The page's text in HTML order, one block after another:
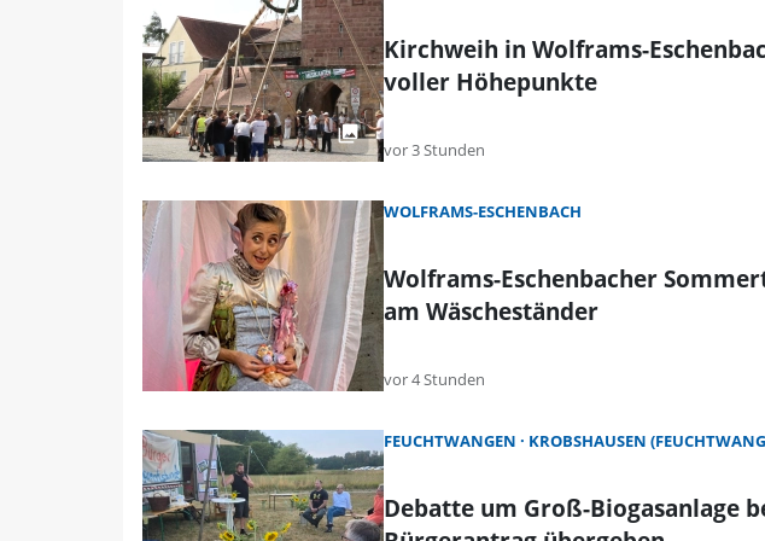
Kirchweih in Wolframs-
voller Höhepunkte
vor 3 Stunden
WOLFRAMS-ESCHENBACH
Wolframs-Eschenbacher
am Wäscheständer
vor 4 Stunden
FEUCHTWANGEN KROBSHAUSEN
Debatte um Groß-Biogasanlage